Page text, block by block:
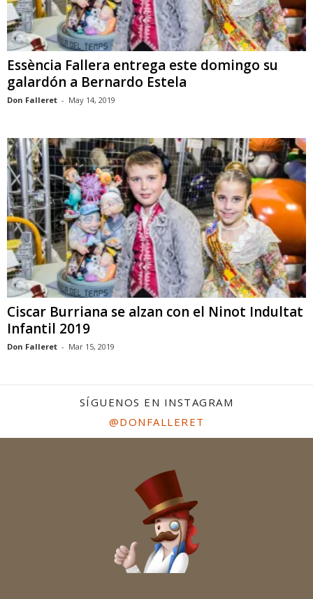
Essència Fallera entrega este domingo su
galardón a Bernardo Estela
Don Falleret - May 14, 2019
Ciscar Burriana se alzan con el Ninot Indultat
Infantil 2019
Don Falleret - Mar 15, 2019
SÍGUENOS EN INSTAGRAM
@DONFALLERET